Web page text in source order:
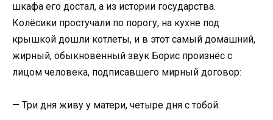
шкафа его достал, а из истории государства.
Колёсики простучали по порогу, на кухне под
крышкой дошли котлеты, и в этот самый домашний,
жирный, обыкновенный звук Борис произнёс с
лицом человека, подписавшего мирный договор:
— Три дня живу у матери, четыре дня с тобой.